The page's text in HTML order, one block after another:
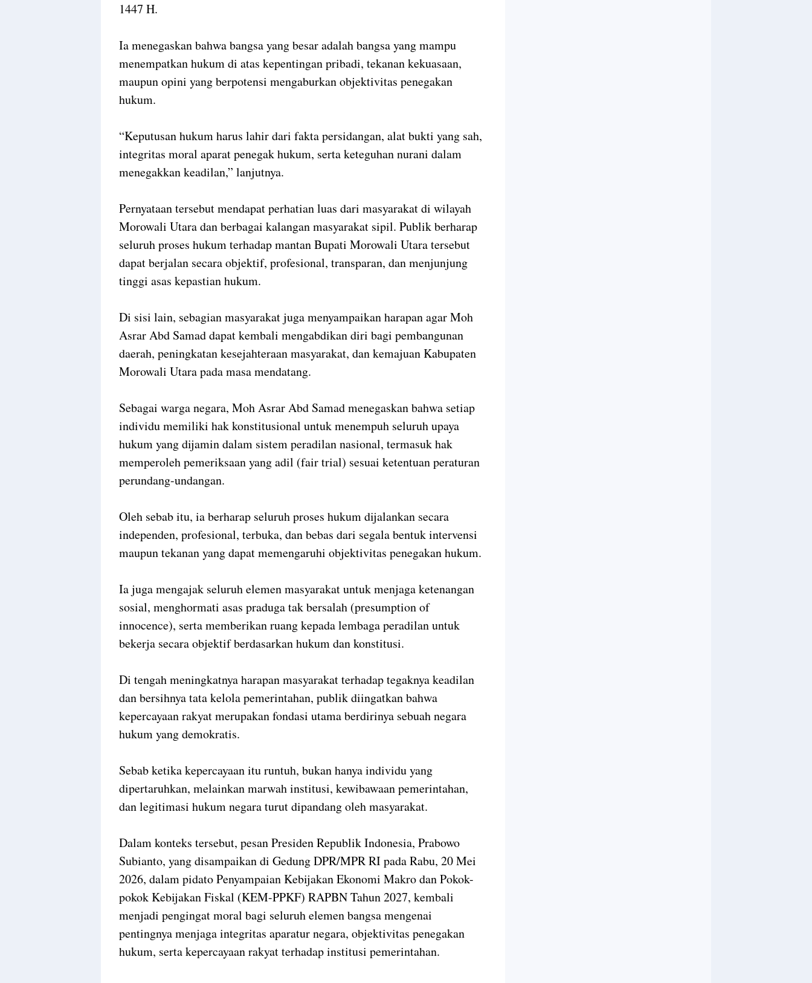
1447 H.
Ia menegaskan bahwa bangsa yang besar adalah bangsa yang mampu
menempatkan hukum di atas kepentingan pribadi, tekanan kekuasaan,
maupun opini yang berpotensi mengaburkan objektivitas penegakan
hukum.
“Keputusan hukum harus lahir dari fakta persidangan, alat bukti yang sah,
integritas moral aparat penegak hukum, serta keteguhan nurani dalam
menegakkan keadilan,” lanjutnya.
Pernyataan tersebut mendapat perhatian luas dari masyarakat di wilayah
Morowali Utara dan berbagai kalangan masyarakat sipil. Publik berharap
seluruh proses hukum terhadap mantan Bupati Morowali Utara tersebut
dapat berjalan secara objektif, profesional, transparan, dan menjunjung
tinggi asas kepastian hukum.
Di sisi lain, sebagian masyarakat juga menyampaikan harapan agar Moh
Asrar Abd Samad dapat kembali mengabdikan diri bagi pembangunan
daerah, peningkatan kesejahteraan masyarakat, dan kemajuan Kabupaten
Morowali Utara pada masa mendatang.
Sebagai warga negara, Moh Asrar Abd Samad menegaskan bahwa setiap
individu memiliki hak konstitusional untuk menempuh seluruh upaya
hukum yang dijamin dalam sistem peradilan nasional, termasuk hak
memperoleh pemeriksaan yang adil (fair trial) sesuai ketentuan peraturan
perundang-undangan.
Oleh sebab itu, ia berharap seluruh proses hukum dijalankan secara
independen, profesional, terbuka, dan bebas dari segala bentuk intervensi
maupun tekanan yang dapat memengaruhi objektivitas penegakan hukum.
Ia juga mengajak seluruh elemen masyarakat untuk menjaga ketenangan
sosial, menghormati asas praduga tak bersalah (presumption of
innocence), serta memberikan ruang kepada lembaga peradilan untuk
bekerja secara objektif berdasarkan hukum dan konstitusi.
Di tengah meningkatnya harapan masyarakat terhadap tegaknya keadilan
dan bersihnya tata kelola pemerintahan, publik diingatkan bahwa
kepercayaan rakyat merupakan fondasi utama berdirinya sebuah negara
hukum yang demokratis.
Sebab ketika kepercayaan itu runtuh, bukan hanya individu yang
dipertaruhkan, melainkan marwah institusi, kewibawaan pemerintahan,
dan legitimasi hukum negara turut dipandang oleh masyarakat.
Dalam konteks tersebut, pesan Presiden Republik Indonesia, Prabowo
Subianto, yang disampaikan di Gedung DPR/MPR RI pada Rabu, 20 Mei
2026, dalam pidato Penyampaian Kebijakan Ekonomi Makro dan Pokok-
pokok Kebijakan Fiskal (KEM-PPKF) RAPBN Tahun 2027, kembali
menjadi pengingat moral bagi seluruh elemen bangsa mengenai
pentingnya menjaga integritas aparatur negara, objektivitas penegakan
hukum, serta kepercayaan rakyat terhadap institusi pemerintahan.